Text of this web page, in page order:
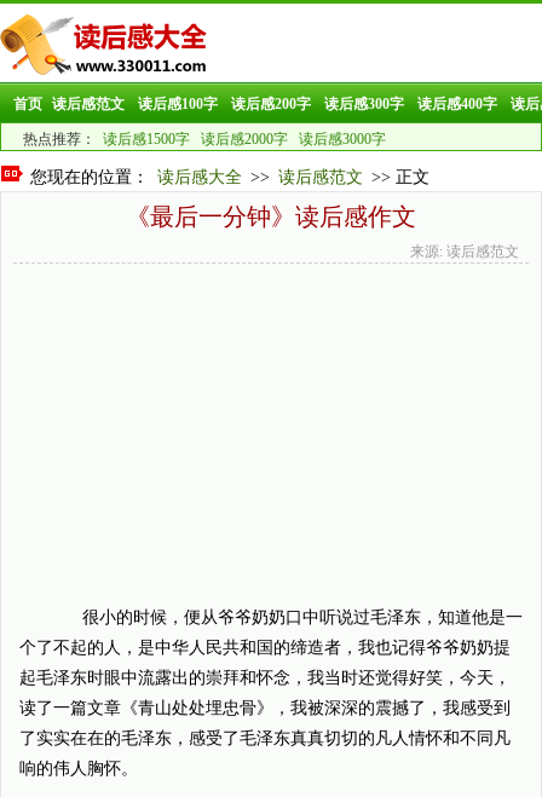
首页 读后感范文 读后感100字 读后感200字 读后感300字 读后感400字 读后
热点推荐： 读后感1500字 读后感2000字 读后感3000字
您现在的位置： 读后感大全 >> 读后感范文 >> 正文
《最后一分钟》读后感作文
来源: 读后感范文
很小的时候，便从爷爷奶奶口中听说过毛泽东，知道他是一
个了不起的人，是中华人民共和国的缔造者，我也记得爷爷奶奶提
起毛泽东时眼中流露出的崇拜和怀念，我当时还觉得好笑，今天，
读了一篇文章《青山处处埋忠骨》，我被深深的震撼了，我感受到
了实实在在的毛泽东，感受了毛泽东真真切切的凡人情怀和不同凡
响的伟人胸怀。